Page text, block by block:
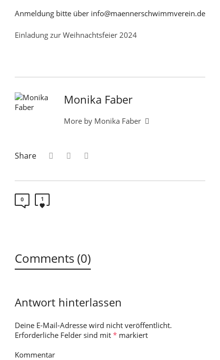
Anmeldung bitte über info@maennerschwimmverein.de
Einladung zur Weihnachtsfeier 2024
Monika Faber
More by Monika Faber
Share
0 1
Comments (0)
Antwort hinterlassen
Deine E-Mail-Adresse wird nicht veröffentlicht.
Erforderliche Felder sind mit * markiert
Kommentar